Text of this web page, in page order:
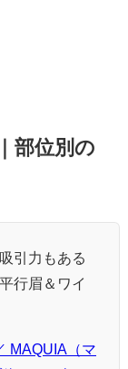
部位別の
引力もある
行眉＆ワイ
MAQUIA（マ